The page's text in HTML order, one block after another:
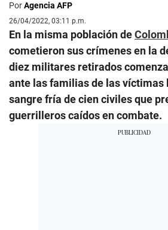
PorAgencia AFP
26/04/2022, 03:11 p.m.
En la misma población de
cometieron sus crímenes en la
diez militares retirados
ante las familias de las víctimas
sangre fría de cien civiles que
guerrilleros caídos en combate.